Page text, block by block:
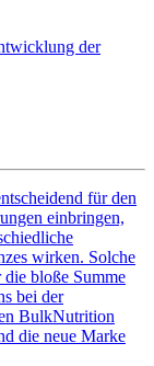
der
für den
einbringen,
wirken. Solche
bloße Summe
bei der
BulkNutrition
die neue Marke